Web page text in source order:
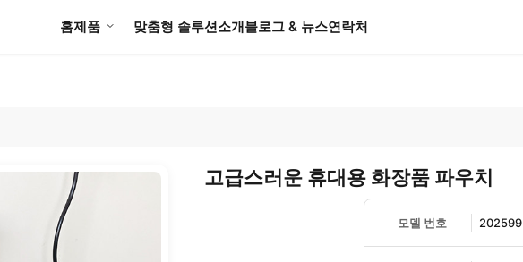
홈제품 맞춤형 솔루션소개블로그 & 뉴스연락처
고급스러운 휴대용 화장품 파우치
모델 번호 202599